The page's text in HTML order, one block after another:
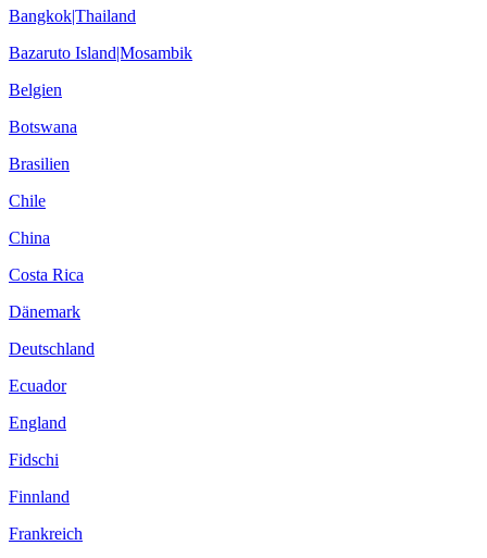
Bangkok|Thailand
Bazaruto Island|Mosambik
Belgien
Botswana
Brasilien
Chile
China
Costa Rica
Dänemark
Deutschland
Ecuador
England
Fidschi
Finnland
Frankreich